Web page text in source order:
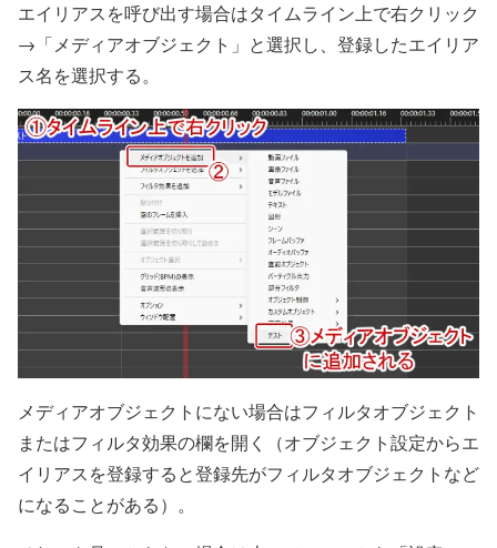
エイリアスを呼び出す場合はタイムライン上で右クリック
→「メディアオブジェクト」と選択し、登録したエイリア
ス名を選択する。
メディアオブジェクトにない場合はフィルタオブジェクト
またはフィルタ効果の欄を開く（オブジェクト設定からエ
イリアスを登録すると登録先がフィルタオブジェクトなど
になることがある）。